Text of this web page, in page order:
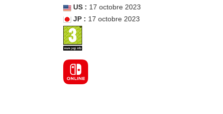
US : 17 octobre 2023
JP : 17 octobre 2023